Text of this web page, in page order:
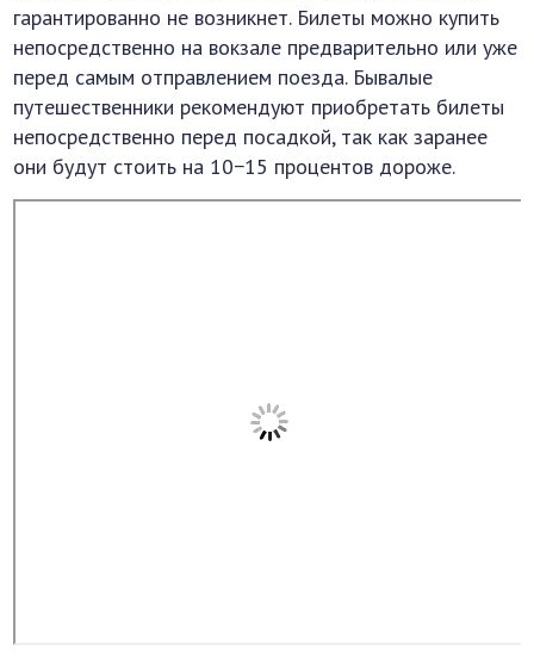
гарантированно не возникнет. Билеты можно купить
непосредственно на вокзале предварительно или уже
перед самым отправлением поезда. Бывалые
путешественники рекомендуют приобретать билеты
непосредственно перед посадкой, так как заранее
они будут стоить на 10−15 процентов дороже.